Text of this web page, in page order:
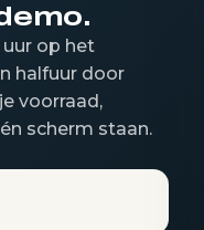
op het
halfuur door
voorraad,
scherm staan.